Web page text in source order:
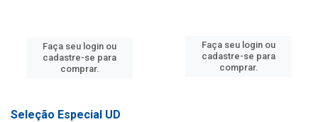
Faça seu login ou
cadastre-se para
comprar.
Faça seu login ou
cadastre-se para
comprar.
Seleção Especial UD